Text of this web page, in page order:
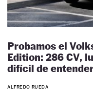
Probamos el
Edition: 286 CV,
difícil de
ALFREDO RUEDA